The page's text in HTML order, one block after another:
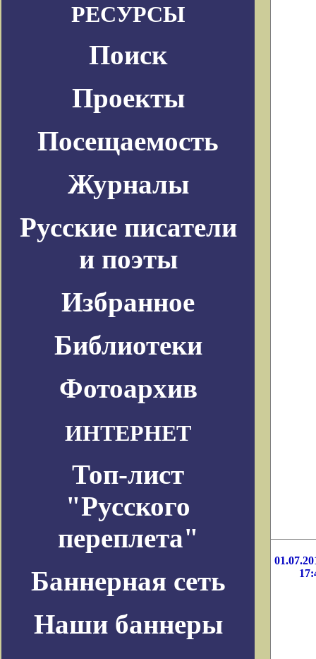
РЕСУРСЫ
Поиск
Проекты
Посещаемость
Журналы
Русские писатели
и поэты
Избранное
Библиотеки
Фотоархив
ИНТЕРНЕТ
Топ-лист
"Русского
переплета"
Баннерная сеть
Наши баннеры